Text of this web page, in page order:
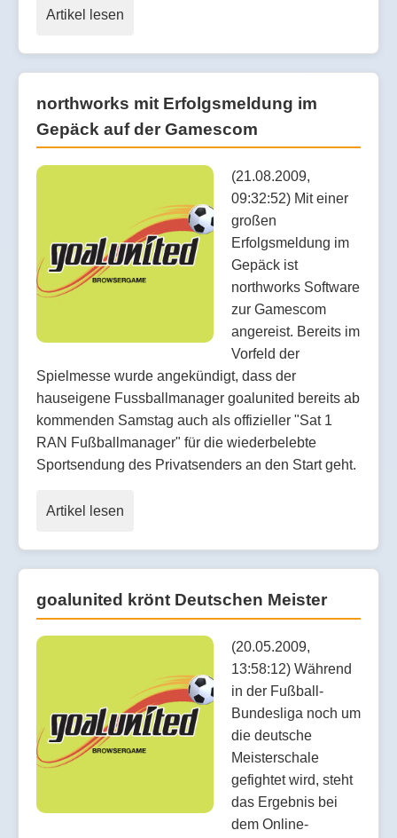
Artikel lesen
northworks mit Erfolgsmeldung im
Gepäck auf der Gamescom
(21.08.2009,
09:32:52) Mit einer
großen
Erfolgsmeldung im
Gepäck ist
northworks Software
zur Gamescom
angereist. Bereits im
Vorfeld der
Spielmesse wurde angekündigt, dass der
hauseigene Fussballmanager goalunited bereits ab
kommenden Samstag auch als offizieller "Sat 1
RAN Fußballmanager" für die wiederbelebte
Sportsendung des Privatsenders an den Start geht.
Artikel lesen
goalunited krönt Deutschen Meister
(20.05.2009,
13:58:12) Während
in der Fußball-
Bundesliga noch um
die deutsche
Meisterschale
gefightet wird, steht
das Ergebnis bei
dem Online-